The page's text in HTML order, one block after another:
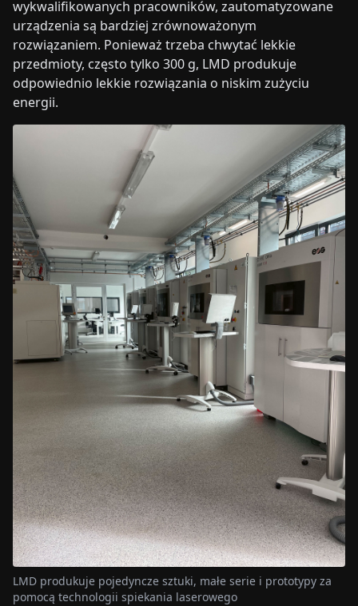
wykwalifikowanych pracowników, zautomatyzowane
urządzenia są bardziej zrównoważonym
rozwiązaniem. Ponieważ trzeba chwytać lekkie
przedmioty, często tylko 300 g, LMD produkuje
odpowiednio lekkie rozwiązania o niskim zużyciu
energii.
LMD produkuje pojedyncze sztuki, małe serie i prototypy za
pomocą technologii spiekania laserowego